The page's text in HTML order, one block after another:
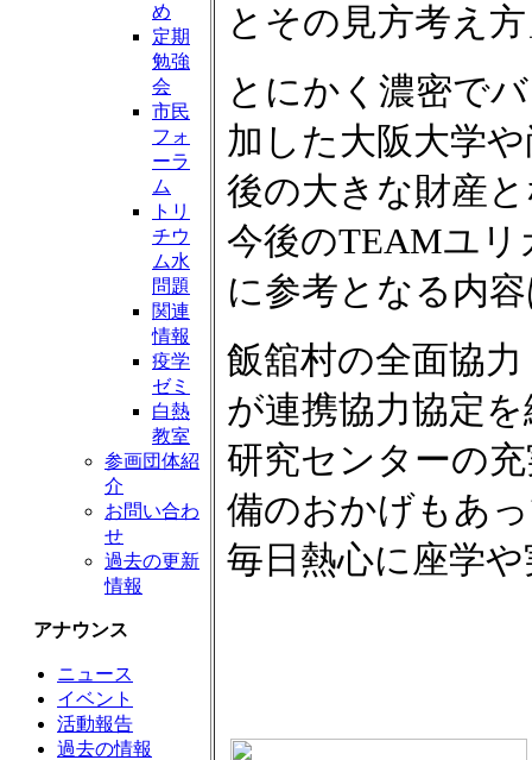
め
定期
勉強
会
市民
フォ
ーラ
ム
トリ
チウ
ム水
問題
関連
情報
疫学
ゼミ
白熱
教室
参画団体紹
介
お問い合わ
せ
過去の更新
情報
アナウンス
ニュース
イベント
活動報告
過去の情報
とその見方考え
とにかく濃密で
加した大阪大学
後の大きな財産
今後のTEAMユ
に参考となる内
飯舘村の全面協
が連携協力協定
研究センターの
備のおかげもあ
毎日熱心に座学